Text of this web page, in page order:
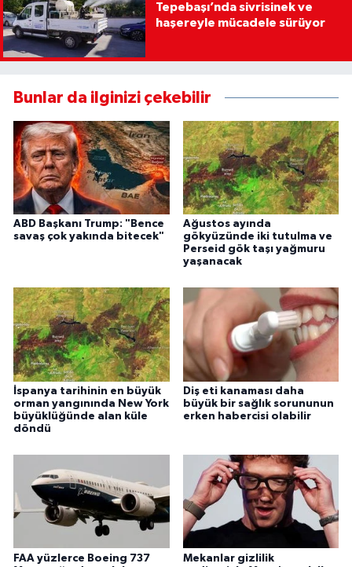
Tepebaşı’nda sivrisinek ve
haşereyle mücadele sürüyor
Bunlar da ilginizi çekebilir
ABD Başkanı Trump: "Bence
savaş çok yakında bitecek"
Ağustos ayında
gökyüzünde iki tutulma ve
Perseid gök taşı yağmuru
yaşanacak
İspanya tarihinin en büyük
orman yangınında New York
büyüklüğünde alan küle
döndü
Diş eti kanaması daha
büyük bir sağlık sorununun
erken habercisi olabilir
FAA yüzlerce Boeing 737
Mekanlar gizlilik